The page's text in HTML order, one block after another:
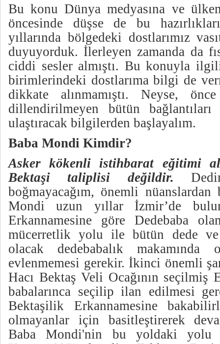
Bu konu Dünya medyasına ve
öncesinde düşse de bu
yıllarında bölgedeki dostlarımız
duyuyorduk. İlerleyen zamanda da
ciddi sesler almıştı. Bu konuyla
birimlerindeki dostlarıma bilgi de
dikkate alınmamıştı. Neyse,
dillendirilmeyen bütün
ulaştıracak bilgilerden başlayalım.
Baba Mondi Kimdir?
Asker kökenli istihbarat eğitimi
Bektaşi taliplisi değildir.
boğmayacağım, önemli nüanslardan
Mondi uzun yıllar İzmir’de
Erkannamesine göre Dedebaba
mücerretlik yolu ile bütün dede ve
olacak dedebabalık
evlenmemesi gerekir. İkinci önemli
Hacı Bektaş Veli Ocağının seçilmiş
babalarınca seçilip ilan edilmesi
Bektaşilik Erkannamesine
olmayanlar için basitleştirerek
Baba Mondi'nin bu yoldaki yolu